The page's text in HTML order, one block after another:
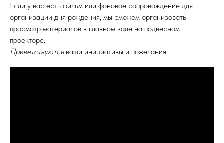
Если у вас есть фильм или фоновое сопровождение для
организации дня рождения, мы сможем организовать
просмотр материалов в главном зале на подвесном
проекторе.
Приветствуютсяваши инициативы и пожелания!